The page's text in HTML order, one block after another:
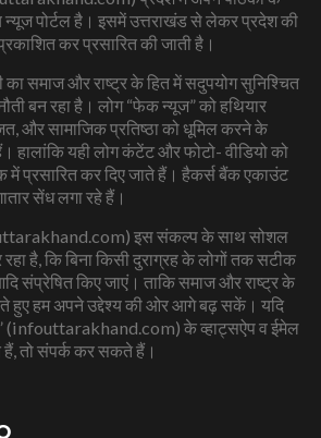
न्यूज पोर्टल है। इसमें उत्तराखंड से लेकर प्रदेश की
कर प्रसारित की जाती है।
का समाज और राष्ट्र के हित में सदुपयोग सुनिश्चित
बन रहा है। लोग “फेक न्यूज” को हथियार
और सामाजिक प्रतिष्ठा को धूमिल करने के
हालांकि यही लोग कंटेंट और फोटो- वीडियो को
में प्रसारित कर दिए जाते हैं। हैकर्स बैंक एकाउंट
सेंध लगा रहे हैं।
इस संकल्प के साथ सोशल
रहा है, कि बिना किसी दुराग्रह के लोगों तक सटीक
संप्रेषित किए जाएं। ताकि समाज और राष्ट्र के
हुए हम अपने उद्देश्य की ओर आगे बढ़ सकें। यदि
(infouttarakhand.com) के व्हाट्सऐप व ईमेल
तो संपर्क कर सकते हैं।